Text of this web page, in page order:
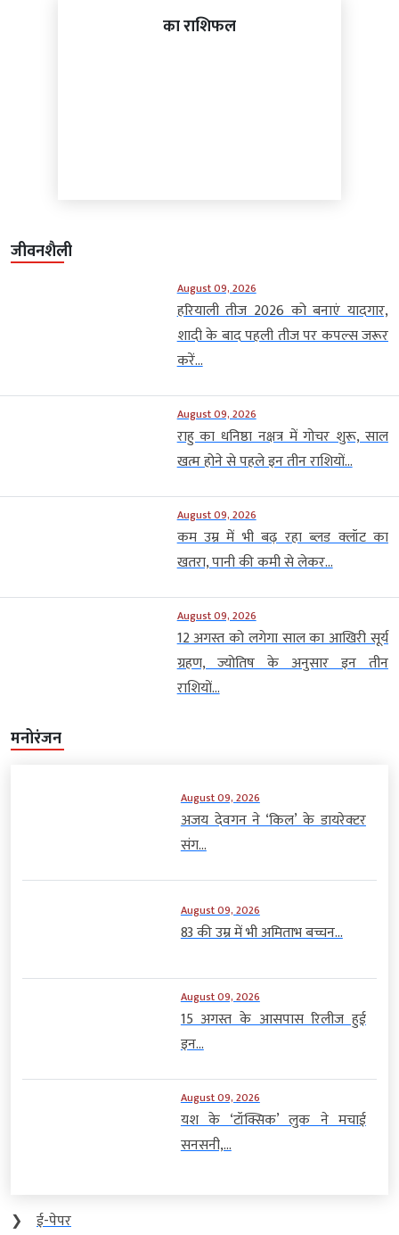
का राशिफल
जीवनशैली
August 09, 2026
हरियाली तीज 2026 को बनाएं यादगार,
शादी के बाद पहली तीज पर कपल्स जरूर
करें...
August 09, 2026
राहु का धनिष्ठा नक्षत्र में गोचर शुरू, साल
खत्म होने से पहले इन तीन राशियों...
August 09, 2026
कम उम्र में भी बढ़ रहा ब्लड क्लॉट का
खतरा, पानी की कमी से लेकर...
August 09, 2026
12 अगस्त को लगेगा साल का आखिरी सूर्य
ग्रहण, ज्योतिष के अनुसार इन तीन
राशियों...
मनोरंजन
August 09, 2026
अजय देवगन ने ‘किल’ के डायरेक्टर
संग...
August 09, 2026
83 की उम्र में भी अमिताभ बच्चन...
August 09, 2026
15 अगस्त के आसपास रिलीज हुई
इन...
August 09, 2026
यश के ‘टॉक्सिक’ लुक ने मचाई
सनसनी,...
❯
ई-पेपर